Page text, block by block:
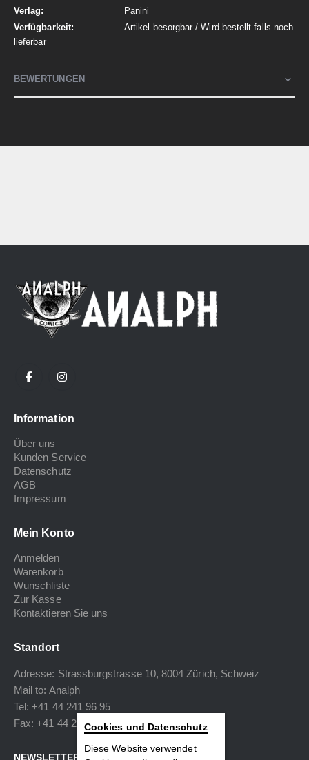
Panini
Artikel besorgbar / Wird bestellt falls noch
lieferbar
BEWERTUNGEN
Information
Über uns
Kunden Service
Datenschutz
AGB
Impressum
Mein Konto
Anmelden
Warenkorb
Wunschliste
Zur Kasse
Kontaktieren Sie uns
Standort
Adresse: Strassburgstrasse 10, 8004 Zürich, Schweiz
Mail to: Analph
Tel: +41 44 241 96 95
Fax: +41 44 240 34 40
NEWSLETTER
Cookies und Datenschutz
Diese Website verwendet